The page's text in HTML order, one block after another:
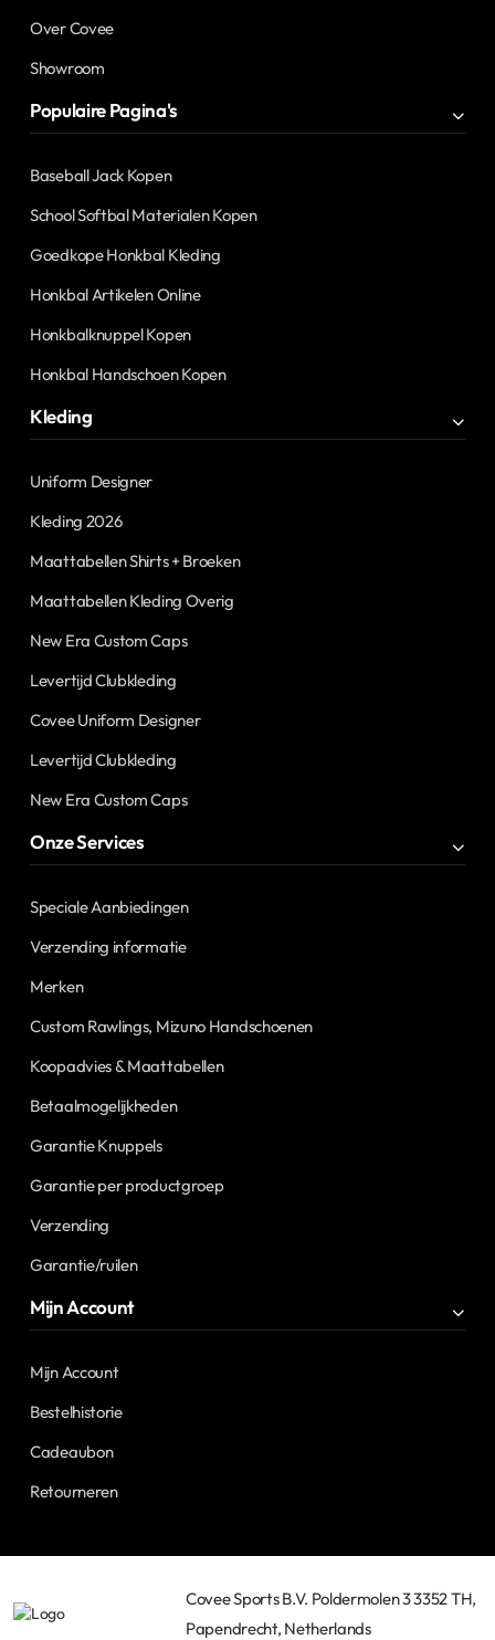
Over Covee
Showroom
Populaire Pagina's
Baseball Jack Kopen
School Softbal Materialen Kopen
Goedkope Honkbal Kleding
Honkbal Artikelen Online
Honkbalknuppel Kopen
Honkbal Handschoen Kopen
Kleding
Uniform Designer
Kleding 2026
Maattabellen Shirts + Broeken
Maattabellen Kleding Overig
New Era Custom Caps
Levertijd Clubkleding
Covee Uniform Designer
Levertijd Clubkleding
New Era Custom Caps
Onze Services
Speciale Aanbiedingen
Verzending informatie
Merken
Custom Rawlings, Mizuno Handschoenen
Koopadvies & Maattabellen
Betaalmogelijkheden
Garantie Knuppels
Garantie per productgroep
Verzending
Garantie/ruilen
Mijn Account
Mijn Account
Bestelhistorie
Cadeaubon
Retourneren
Covee Sports B.V. Poldermolen 3 3352 TH,
Papendrecht, Netherlands